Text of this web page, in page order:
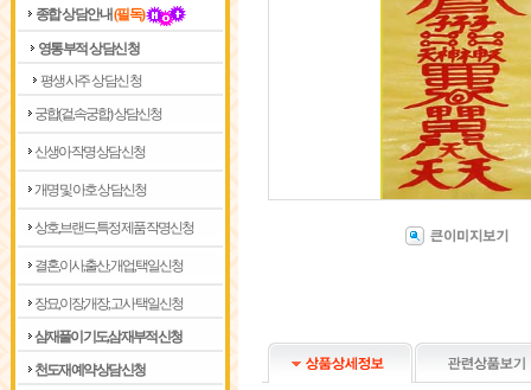
종합 상담안내(필독)
영통부적 상담신청
평생사주 상담신청
궁합(겉,속궁합) 상담신청
신생아 작명 상담신청
개명 및 아호 상담신청
상호,브랜드,특정제품 작명신청
결혼,이사,출산,개업,택일신청
장묘,이장,개장,고사 택일신청
삼재풀이 기도,삼재부적 신청
천도재 예약 상담신청